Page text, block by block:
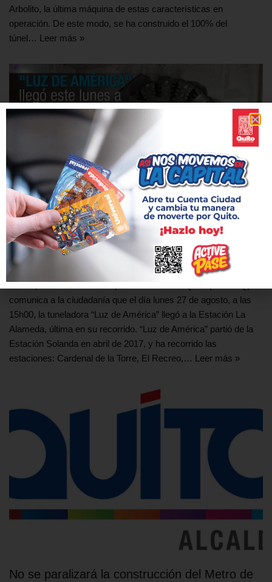
Arbolito, la última máquina de estas características en
operación. De este modo, se ha construido el 100% del
túnel… Leer más »
“Luz de América” llega a la Estación La
Alameda
28 agosto, 2018
La Empresa Pública Metropolitana Metro de Quito (EPMMQ)
comunica a la ciudadanía que el día lunes 27 de agosto, a las
15h00, la tuneladora “Luz de América” llegó a la Estación La
Alameda, última en su recorrido. “Luz de América” partió de la
Estación Solanda en abril de 2017, y ha recorrido las
estaciones: Cardenal de la Torre, El Recreo,… Leer más »
No se paralizará la construcción del Metro de